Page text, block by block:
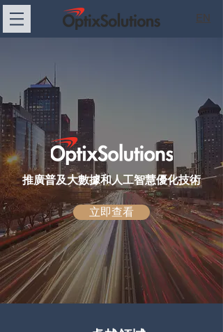
EN
推廣普及大數據和人工智慧優化技術
立即查看